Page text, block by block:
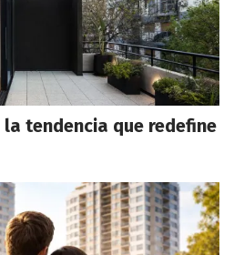
tendencia que redefine